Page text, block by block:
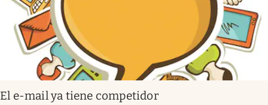
Mediakit
abre en nueva pestaña
Argentina
El e-mail ya tiene competidor